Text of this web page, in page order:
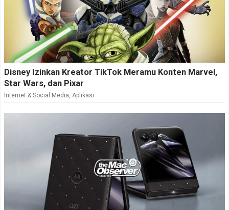
Disney Izinkan Kreator TikTok Meramu Konten Marvel,
Star Wars, dan Pixar
Internet & Social Media Aplikasi